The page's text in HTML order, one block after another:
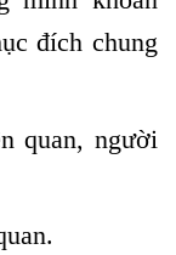
đích chung
quan, người